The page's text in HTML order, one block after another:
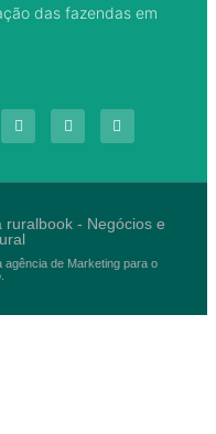
das fazendas em
- Negócios e
de Marketing para o